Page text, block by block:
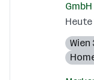
GmbH
Wien